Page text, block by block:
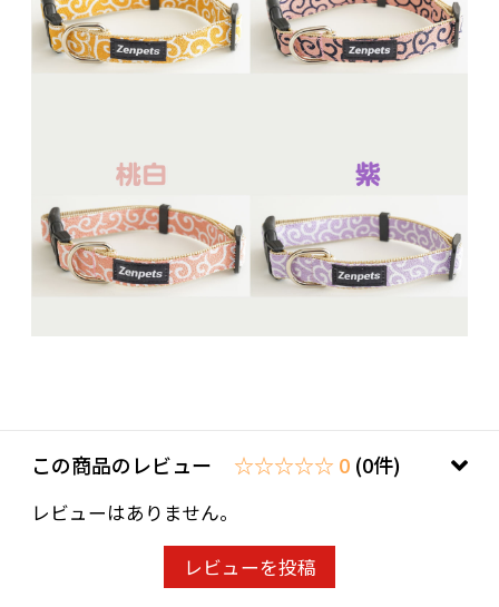
この商品のレビュー ☆☆☆☆☆ 0 (0件)
レビューはありません。
レビューを投稿